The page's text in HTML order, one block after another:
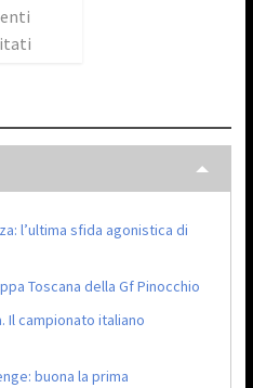
l’ultima sfida agonistica di
Toscana della Gf Pinocchio
Il campionato italiano
buona la prima